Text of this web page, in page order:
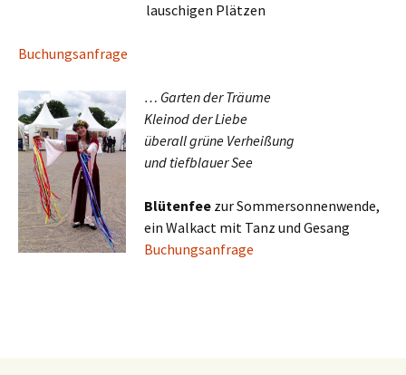
lauschigen Plätzen
Buchungsanfrage
… Garten der Träume
Kleinod der Liebe
überall grüne Verheißung
und tiefblauer See
Blütenfee zur Sommersonnenwende,
ein Walkact mit Tanz und Gesang
Buchungsanfrage